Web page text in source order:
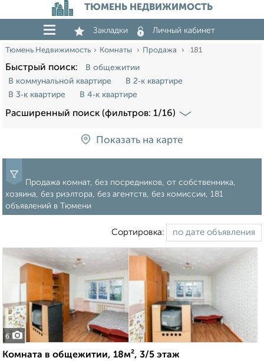
ТЮМЕНЬ НЕДВИЖИМОСТЬ
Закладки Личный кабинет
Тюмень Недвижимость Комнаты Продажа 181
Быстрый поиск:
В общежитии
В коммунальной квартире
В 2‑к квартире
В 3‑к квартире
В 4‑к квартире
Расширенный поиск (фильтров: 1/16)
Показать на карте
Продажа комнат, без посредников, от собственника,
хозяина, без риэлтора, без агентств, без комиссии, 181
объявлений в Тюмени
Сортировка:
6
Комната в общежитии, 18м², 3/5 этаж